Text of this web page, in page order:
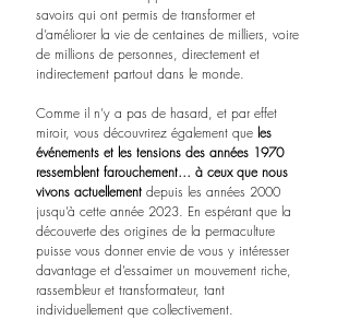
savoirs qui ont permis de transformer et
d’améliorer la vie de centaines de milliers, voire
de millions de personnes, directement et
indirectement partout dans le monde.
Comme il n’y a pas de hasard, et par effet
miroir, vous découvrirez également que les
événements et les tensions des années 1970
ressemblent farouchement… à ceux que nous
vivons actuellement depuis les années 2000
jusqu’à cette année 2023. En espérant que la
découverte des origines de la permaculture
puisse vous donner envie de vous y intéresser
davantage et d’essaimer un mouvement riche,
rassembleur et transformateur, tant
individuellement que collectivement.